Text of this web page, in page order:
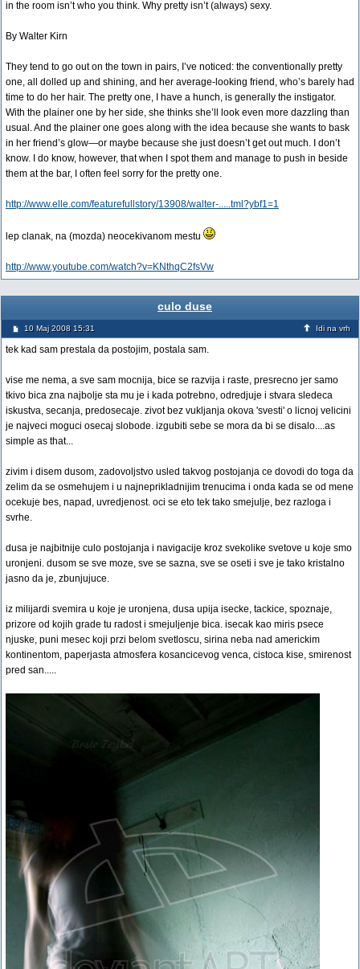
in the room isn’t who you think. Why pretty isn’t (always) sexy.
By Walter Kirn
They tend to go out on the town in pairs, I’ve noticed: the conventionally pretty
one, all dolled up and shining, and her average-looking friend, who’s barely had
time to do her hair. The pretty one, I have a hunch, is generally the instigator.
With the plainer one by her side, she thinks she’ll look even more dazzling than
usual. And the plainer one goes along with the idea because she wants to bask
in her friend’s glow—or maybe because she just doesn’t get out much. I don’t
know. I do know, however, that when I spot them and manage to push in beside
them at the bar, I often feel sorry for the pretty one.
http://www.elle.com/featurefullstory/13908/walter-.....tml?ybf1=1
lep clanak, na (mozda) neocekivanom mestu
http://www.youtube.com/watch?v=KNthqC2fsVw
culo duse
10 Maj 2008 15:31 Idi na vrh
tek kad sam prestala da postojim, postala sam.
vise me nema, a sve sam mocnija, bice se razvija i raste, presrecno jer samo
tkivo bica zna najbolje sta mu je i kada potrebno, odredjuje i stvara sledeca
iskustva, secanja, predosecaje. zivot bez vukljanja okova 'svesti' o licnoj velicini
je najveci moguci osecaj slobode. izgubiti sebe se mora da bi se disalo....as
simple as that...
zivim i disem dusom, zadovoljstvo usled takvog postojanja ce dovodi do toga da
zelim da se osmehujem i u najneprikladnijim trenucima i onda kada se od mene
ocekuje bes, napad, uvredjenost. oci se eto tek tako smejulje, bez razloga i
svrhe.
dusa je najbitnije culo postojanja i navigacije kroz svekolike svetove u koje smo
uronjeni. dusom se sve moze, sve se sazna, sve se oseti i sve je tako kristalno
jasno da je, zbunjujuce.
iz milijardi svemira u koje je uronjena, dusa upija isecke, tackice, spoznaje,
prizore od kojih grade tu radost i smejuljenje bica. isecak kao miris psece
njuske, puni mesec koji przi belom svetloscu, sirina neba nad americkim
kontinentom, paperjasta atmosfera kosancicevog venca, cistoca kise, smirenost
pred san.....